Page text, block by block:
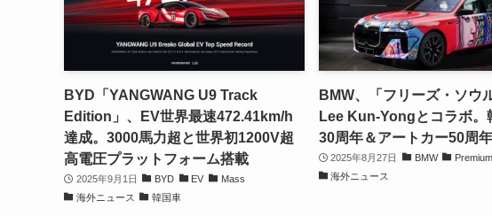
BYD「YANGWANG U9 Track
Edition」、EV世界最速472.41km/h
達成。3000馬力超と世界初1200V超
高電圧プラットフォーム搭載
2025年9月1日 BYD EV
Mass
海外ニュース
韓国車
BMW、「フリーズ・ソウ
Lee Kun-Yongとコラボ。
30周年＆アートカー50周
2025年8月27日 BMW Premium
海外ニュース